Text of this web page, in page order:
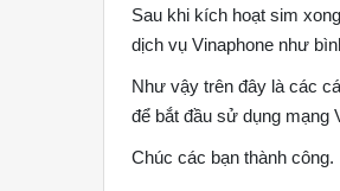
Sau khi kích hoạt sim
dịch vụ Vinaphone như
Như vậy trên đây là các
để bắt đầu sử dụng mạng
Chúc các bạn thành công.